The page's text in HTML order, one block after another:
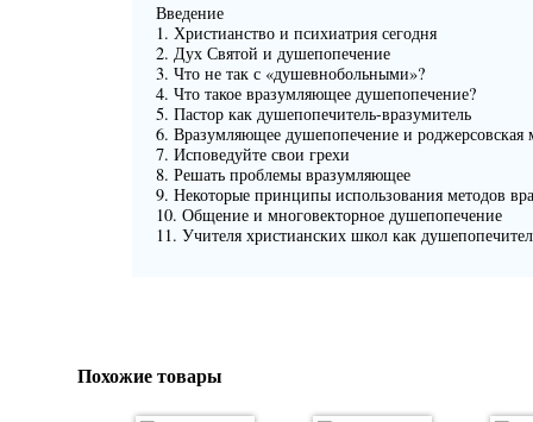
Введение
1. Христианство и психиатрия сегодня
2. Дух Святой и душепопечение
3. Что не так с «душевнобольными»?
4. Что такое вразумляющее душепопечение?
5. Пастор как душепопечитель-вразумитель
6. Вразумляющее душепопечение и роджерсовская
7. Исповедуйте свои грехи
8. Решать проблемы вразумляющее
9. Некоторые принципы использования методов
10. Общение и многовекторное душепопечение
11. Учителя христианских школ как
Похожие товары